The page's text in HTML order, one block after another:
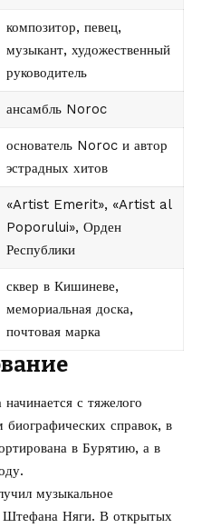
композитор, певец,
музыкант, художественный
руководитель
ансамбль Noroc
основатель Noroc и автор
эстрадных хитов
«Artist Emerit», «Artist al
Poporului», Орден
Республики
сквер в Кишиневе,
мемориальная доска,
почтовая марка
начинается с тяжелого
справок, в
в Бурятию, а в
музыкальное
Штефана Няги. В открытых